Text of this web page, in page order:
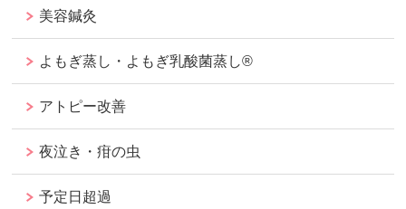
美容鍼灸
よもぎ蒸し・よもぎ乳酸菌蒸し®︎
アトピー改善
夜泣き・疳の虫
予定日超過